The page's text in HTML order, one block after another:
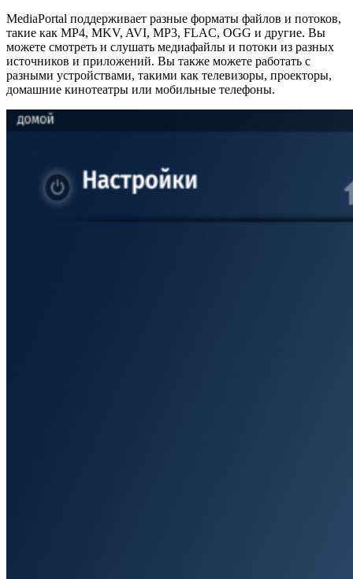
MediaPortal поддерживает разные форматы файлов и потоков,
такие как MP4, MKV, AVI, MP3, FLAC, OGG и другие. Вы
можете смотреть и слушать медиафайлы и потоки из разных
источников и приложений. Вы также можете работать с
разными устройствами, такими как телевизоры, проекторы,
домашние кинотеатры или мобильные телефоны.